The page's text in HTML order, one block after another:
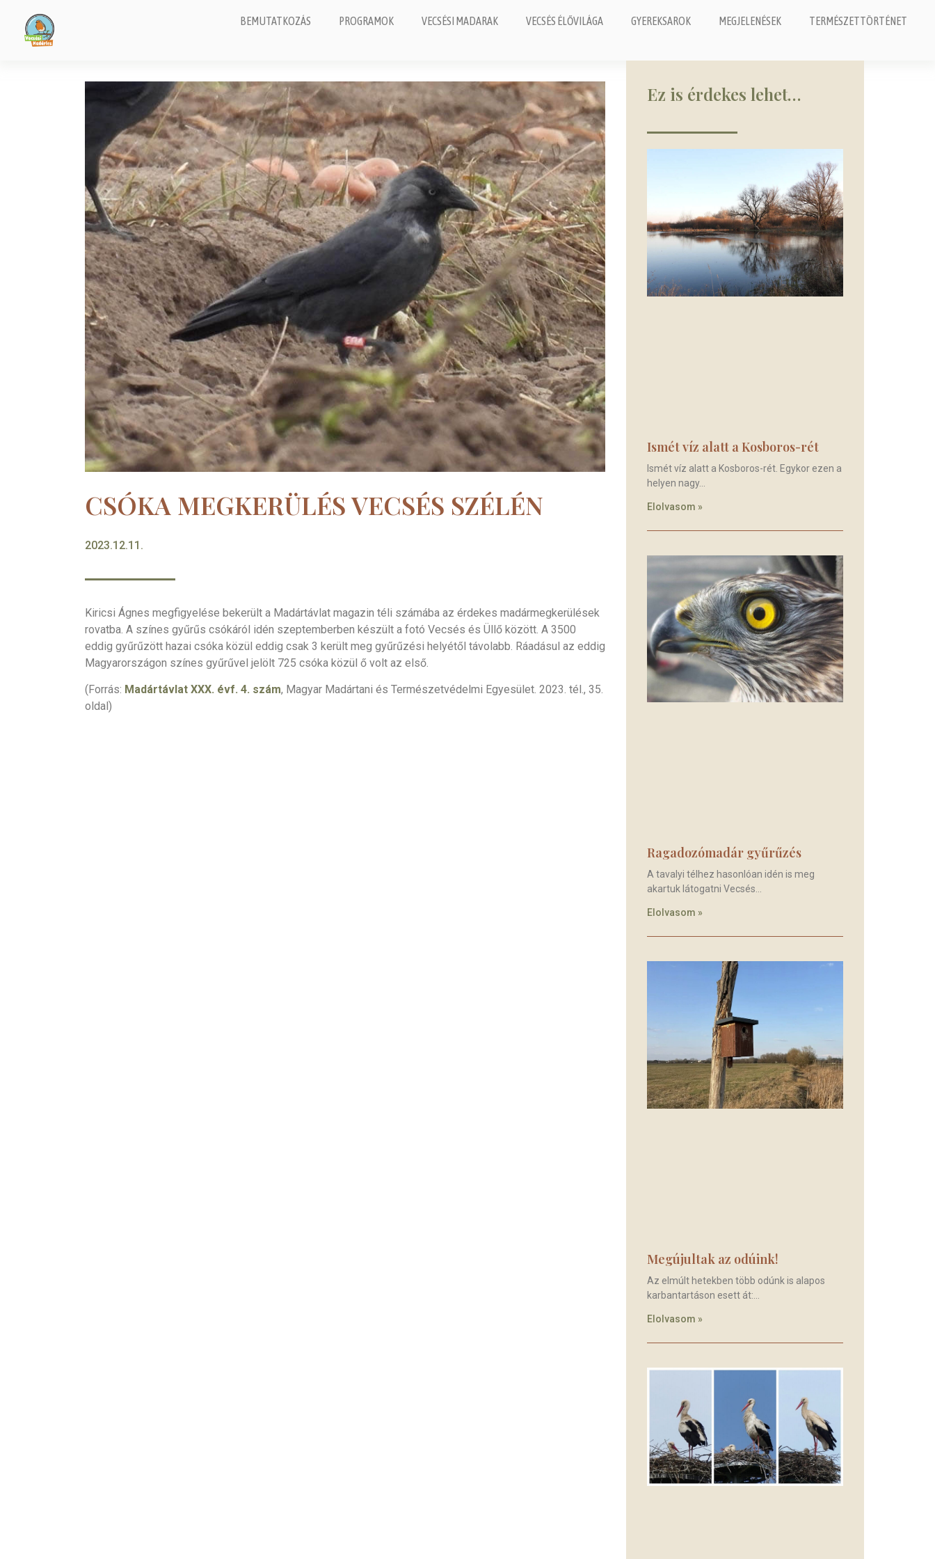
BEMUTATKOZÁS PROGRAMOK VECSÉSI MADARAK VECSÉS ÉLŐVILÁGA GYEREKSAROK MEGJELENÉSEK TERMÉSZETTÖRTÉNET
CSÓKA MEGKERÜLÉS VECSÉS SZÉLÉN
2023.12.11.
Kiricsi Ágnes megfigyelése bekerült a Madártávlat magazin téli számába az érdekes madármegkerülések
rovatba. A színes gyűrűs csókáról idén szeptemberben készült a fotó Vecsés és Üllő között. A 3500
eddig gyűrűzött hazai csóka közül eddig csak 3 került meg gyűrűzési helyétől távolabb. Ráadásul az eddig
Magyarországon színes gyűrűvel jelölt 725 csóka közül ő volt az első.
(Forrás: Madártávlat XXX. évf. 4. szám, Magyar Madártani és Természetvédelmi Egyesület. 2023. tél., 35.
oldal)
Ez is érdekes lehet…
Ismét víz alatt a Kosboros-rét
Ismét víz alatt a Kosboros-rét. Egykor ezen a
helyen nagy
Elolvasom »
Ragadozómadár gyűrűzés
A tavalyi télhez hasonlóan idén is meg
akartuk látogatni Vecsés
Elolvasom »
Megújultak az odúink!
Az elmúlt hetekben több odúnk is alapos
karbantartáson esett át:
Elolvasom »